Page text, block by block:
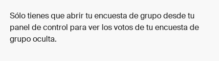
Sólo tienes que abrir tu encuesta de grupo desde tu
panel de control para ver los votos de tu encuesta de
grupo oculta.